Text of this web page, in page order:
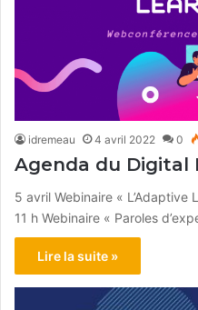
idremeau 4 avril 2022 0
Agenda du Digital
5 avril Webinaire «
11 h Webinaire « Paroles
Lire la suite »